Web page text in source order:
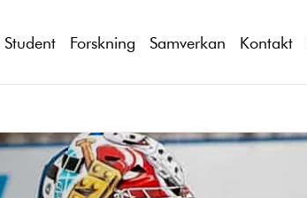
Student Forskning Samverkan Kontakt